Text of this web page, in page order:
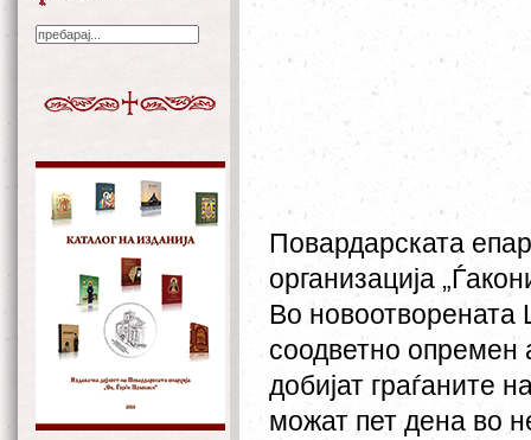
Повардарската
организација
Во новоотворената
соодветно опремен
добијат граѓаните
можат пет дена во